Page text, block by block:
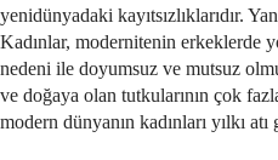
yenidünyadaki kayıtsızlıklarıdır.
Kadınlar, modernitenin erkeklerde
nedeni ile doyumsuz ve mutsuz
ve doğaya olan tutkularının çok
modern dünyanın kadınları yılkı